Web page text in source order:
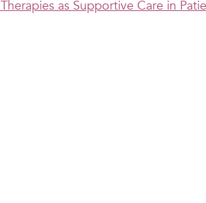
as Supportive Care in